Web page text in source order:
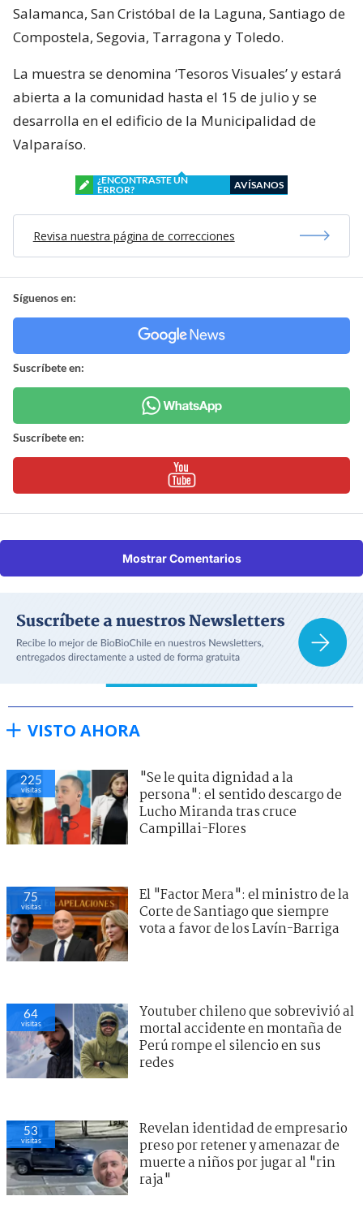
Salamanca, San Cristóbal de la Laguna, Santiago de
Compostela, Segovia, Tarragona y Toledo.
La muestra se denomina ‘Tesoros Visuales’ y estará
abierta a la comunidad hasta el 15 de julio y se
desarrolla en el edificio de la Municipalidad de
Valparaíso.
¿ENCONTRASTE UN
ERROR?
AVÍSANOS
Revisa nuestra página de correcciones
Síguenos en:
Suscríbete en:
Suscríbete en:
Mostrar Comentarios
VISTO AHORA
225
visitas
"Se le quita dignidad a la
persona": el sentido descargo de
Lucho Miranda tras cruce
Campillai-Flores
75
visitas
El "Factor Mera": el ministro de la
Corte de Santiago que siempre
vota a favor de los Lavín-Barriga
64
visitas
Youtuber chileno que sobrevivió al
mortal accidente en montaña de
Perú rompe el silencio en sus
redes
53
visitas
Revelan identidad de empresario
preso por retener y amenazar de
muerte a niños por jugar al "rin
raja"